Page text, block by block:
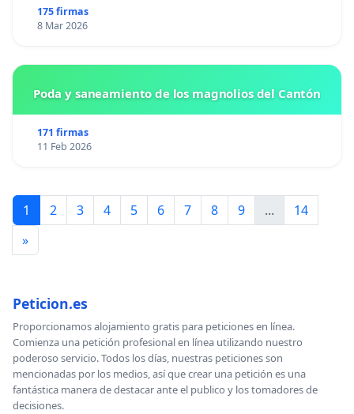
175 firmas
8 Mar 2026
Poda y saneamiento de los magnolios del Cantón
171 firmas
11 Feb 2026
1 2 3 4 5 6 7 8 9 ...
14
»
Peticion.es
Proporcionamos alojamiento gratis para peticiones en línea.
Comienza una petición profesional en línea utilizando nuestro
poderoso servicio. Todos los días, nuestras peticiones son
mencionadas por los medios, así que crear una petición es una
fantástica manera de destacar ante el publico y los tomadores de
decisiones.